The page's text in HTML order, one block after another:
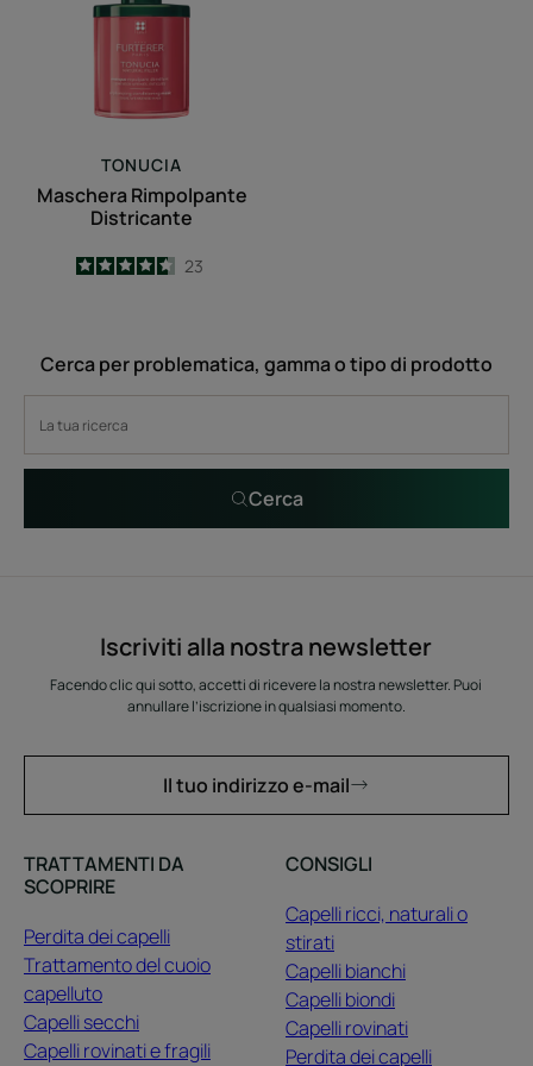
TONUCIA
Maschera Rimpolpante
Districante
4.6
/5
23
Cerca per problematica, gamma o tipo di prodotto
Cerca
Iscriviti alla nostra newsletter
Facendo clic qui sotto, accetti di ricevere la nostra newsletter. Puoi
annullare l’iscrizione in qualsiasi momento.
Il tuo indirizzo e-mail
TRATTAMENTI DA
SCOPRIRE
Perdita dei capelli
Trattamento del cuoio
capelluto
Capelli secchi
Capelli rovinati e fragili
CONSIGLI
Capelli ricci, naturali o
stirati
Capelli bianchi
Capelli biondi
Capelli rovinati
Perdita dei capelli